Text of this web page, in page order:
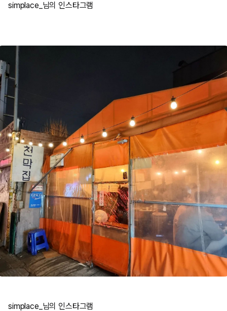
simplace_님의 인스타그램
simplace_님의 인스타그램